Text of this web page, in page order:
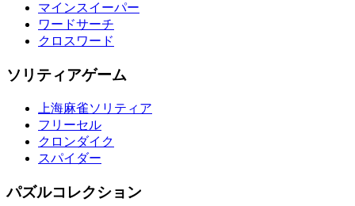
マインスイーパー
ワードサーチ
クロスワード
ソリティアゲーム
上海麻雀ソリティア
フリーセル
クロンダイク
スパイダー
パズルコレクション